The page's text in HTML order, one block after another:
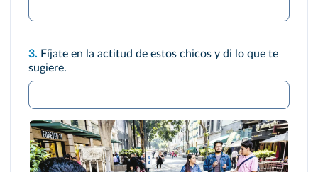
3. Fíjate en la actitud de estos chicos y di lo que te
sugiere.